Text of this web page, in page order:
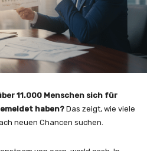
11.000 Menschen sich für
haben?Das zeigt, wie viele
neuen Chancen suchen.